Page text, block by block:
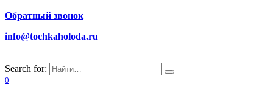
Обратный звонок
info@tochkaholoda.ru
Search for:
0